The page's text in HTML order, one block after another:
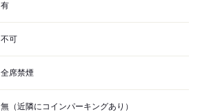
有
不可
全席禁煙
無（近隣にコインパーキングあり）